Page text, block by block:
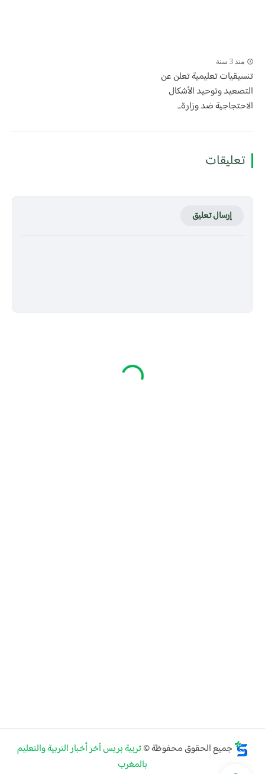
منذ 3 سنة
تنسيقيات تعليمية تعلن عن
التصعيد وتوحيد الأشكال
الاحتجاجية ضد وزارة...
تعليقات
إرسال تعليق
جميع الحقوق محفوظة ©تربية بريس آخر أخبار التربية والتعليم
بالمغرب